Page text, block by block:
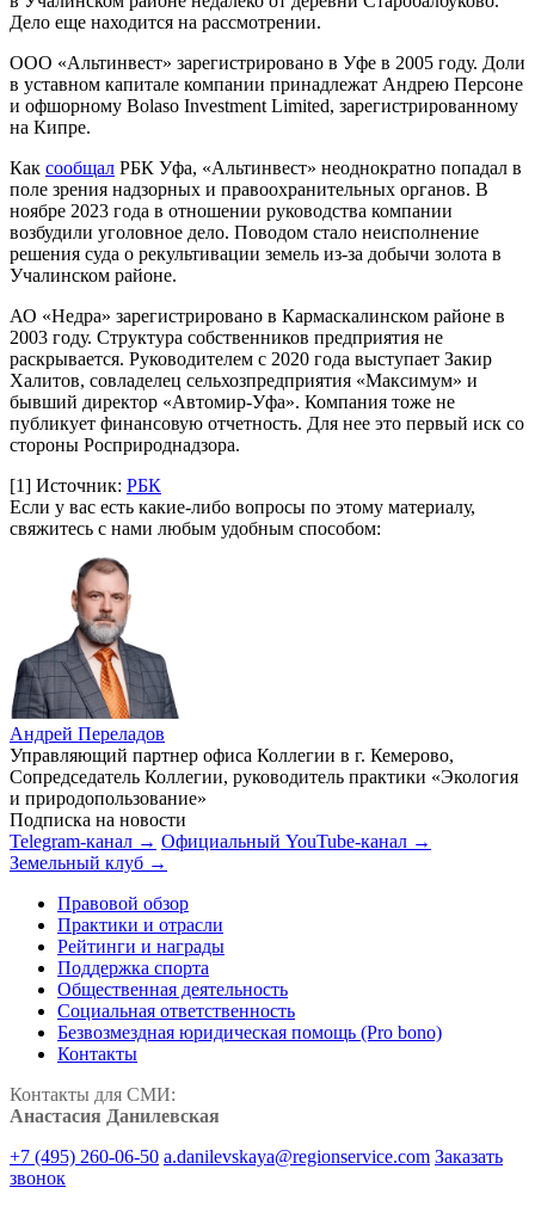
Дело еще находится на рассмотрении.
ООО «Альтинвест» зарегистрировано в Уфе в 2005 году. Доли
в уставном капитале компании принадлежат Андрею Персоне
и офшорному Bolaso Investment Limited, зарегистрированному
на Кипре.
Как сообщал РБК Уфа, «Альтинвест» неоднократно попадал в
поле зрения надзорных и правоохранительных органов. В
ноябре 2023 года в отношении руководства компании
возбудили уголовное дело. Поводом стало неисполнение
решения суда о рекультивации земель из-за добычи золота в
Учалинском районе.
АО «Недра» зарегистрировано в Кармаскалинском районе в
2003 году. Структура собственников предприятия не
раскрывается. Руководителем с 2020 года выступает Закир
Халитов, совладелец сельхозпредприятия «Максимум» и
бывший директор «Автомир-Уфа». Компания тоже не
публикует финансовую отчетность. Для нее это первый иск со
стороны Росприроднадзора.
[1] Источник: РБК
Если у вас есть какие-либо вопросы по этому материалу,
свяжитесь с нами любым удобным способом:
Андрей Переладов
Управляющий партнер офиса Коллегии в г. Кемерово,
Сопредседатель Коллегии, руководитель практики «Экология
и природопользование»
Подписка на новости
Telegram-канал → Официальный YouTube-канал →
Земельный клуб →
Правовой обзор
Практики и отрасли
Рейтинги и награды
Поддержка спорта
Общественная деятельность
Социальная ответственность
Безвозмездная юридическая помощь (Pro bono)
Контакты
Контакты для СМИ:
Анастасия Данилевская
+7 (495) 260-06-50 a.danilevskaya@regionservice.com Заказать
звонок